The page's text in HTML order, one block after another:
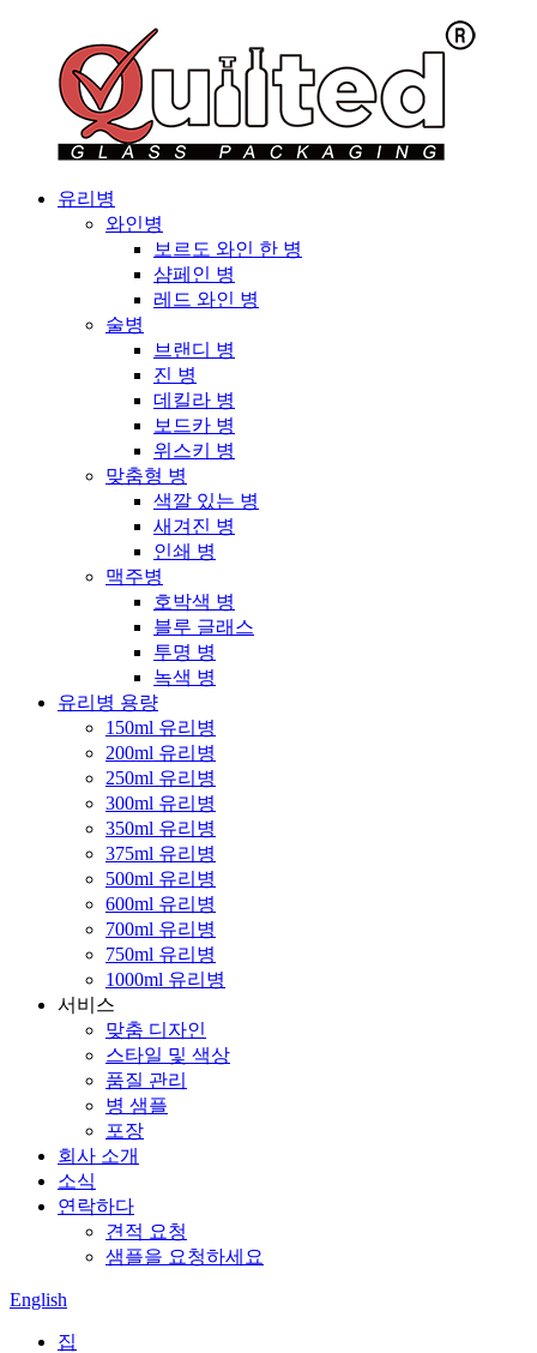
유리병
와인병
보르도 와인 한 병
샴페인 병
레드 와인 병
술병
브랜디 병
진 병
데킬라 병
보드카 병
위스키 병
맞춤형 병
색깔 있는 병
새겨진 병
인쇄 병
맥주병
호박색 병
블루 글래스
투명 병
녹색 병
유리병 용량
150ml 유리병
200ml 유리병
250ml 유리병
300ml 유리병
350ml 유리병
375ml 유리병
500ml 유리병
600ml 유리병
700ml 유리병
750ml 유리병
1000ml 유리병
서비스
맞춤 디자인
스타일 및 색상
품질 관리
병 샘플
포장
회사 소개
소식
연락하다
견적 요청
샘플을 요청하세요
English
집